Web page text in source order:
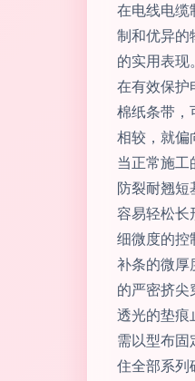
在电线电缆
制和优异的
的实用表
在有效保护
棉纸条带，
相较，就偏
当正常施工
防裂耐翘短
容易轻松长
细微度的控
补条的微厚
的严密挤尖
透光的垫痕
需以型布固
住全部系列